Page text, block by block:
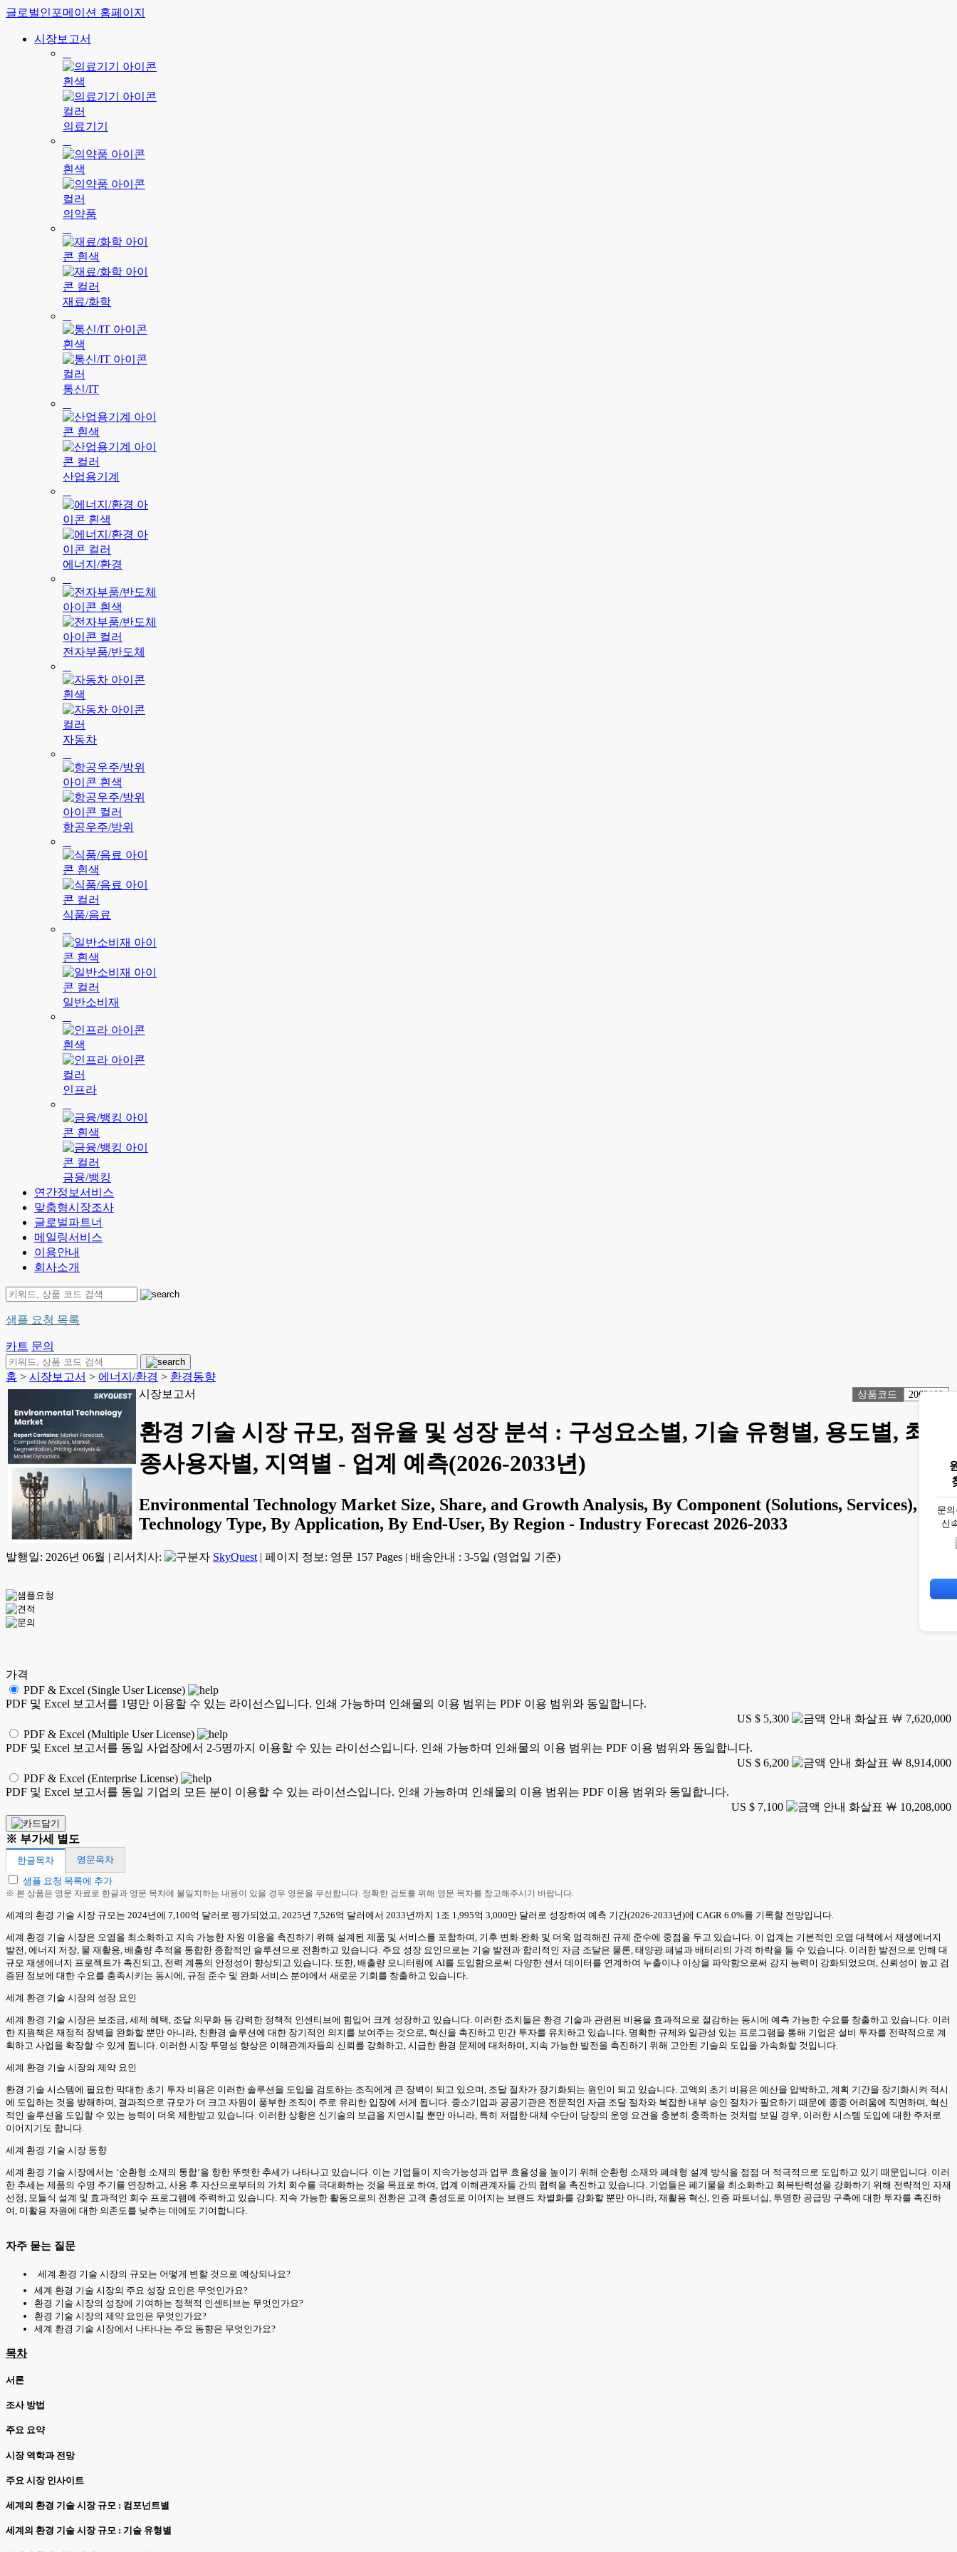
글로벌인포메이션 홈페이지
시장보고서
의료기기
의약품
재료/화학
통신/IT
산업용기계
에너지/환경
전자부품/반도체
자동차
항공우주/방위
식품/음료
일반소비재
인프라
금융/뱅킹
연간정보서비스
맞춤형시장조사
글로벌파트너
메일링서비스
이용안내
회사소개
샘플 요청 목록
카트 문의
홈 > 시장보고서 > 에너지/환경 > 환경동향
시장보고서
상품코드 2069109
환경 기술 시장 규모, 점유율 및 성장 분석 : 구성요소별, 기술 유형별, 용도별, 최
종사용자별, 지역별 - 업계 예측(2026-2033년)
Environmental Technology Market Size, Share, and Growth Analysis, By Component (Solutions, Services), By
Technology Type, By Application, By End-User, By Region - Industry Forecast 2026-2033
발행일: 2026년 06월 | 리서치사: SkyQuest | 페이지 정보: 영문 157 Pages | 배송안내 : 3-5일 (영업일 기준)
가격
PDF & Excel (Single User License)
PDF 및 Excel 보고서를 1명만 이용할 수 있는 라이선스입니다. 인쇄 가능하며 인쇄물의 이용 범위는 PDF 이용 범위와 동일합니다.
US $ 5,300
￦ 7,620,000
PDF & Excel (Multiple User License)
PDF 및 Excel 보고서를 동일 사업장에서 2-5명까지 이용할 수 있는 라이선스입니다. 인쇄 가능하며 인쇄물의 이용 범위는 PDF 이용 범위와 동일합니다.
US $ 6,200
￦ 8,914,000
PDF & Excel (Enterprise License)
PDF 및 Excel 보고서를 동일 기업의 모든 분이 이용할 수 있는 라이선스입니다. 인쇄 가능하며 인쇄물의 이용 범위는 PDF 이용 범위와 동일합니다.
US $ 7,100
￦ 10,208,000
※ 부가세 별도
한글목차
영문목차
샘플 요청 목록에 추가
※ 본 상품은 영문 자료로 한글과 영문 목차에 불일치하는 내용이 있을 경우 영문을 우선합니다. 정확한 검토를 위해 영문 목차를 참고해주시기 바랍니다.
세계의 환경 기술 시장 규모는 2024년에 7,100억 달러로 평가되었고, 2025년 7,526억 달러에서 2033년까지 1조 1,995억 3,000만 달러로 성장하여 예측 기간(2026-2033년)에 CAGR 6.0%를 기록할 전망입니다.
세계 환경 기술 시장은 오염을 최소화하고 지속 가능한 자원 이용을 촉진하기 위해 설계된 제품 및 서비스를 포함하며, 기후 변화 완화 및 더욱 엄격해진 규제 준수에 중점을 두고 있습니다. 이 업계는 기본적인 오염 대책에서 재생에너지
발전, 에너지 저장, 물 재활용, 배출량 추적을 통합한 종합적인 솔루션으로 전환하고 있습니다. 주요 성장 요인으로는 기술 발전과 합리적인 자금 조달은 물론, 태양광 패널과 배터리의 가격 하락을 들 수 있습니다. 이러한 발전으로 인해 대
규모 재생에너지 프로젝트가 촉진되고, 전력 계통의 안정성이 향상되고 있습니다. 또한, 배출량 모니터링에 AI를 도입함으로써 다양한 센서 데이터를 연계하여 누출이나 이상을 파악함으로써 감지 능력이 강화되었으며, 신뢰성이 높고 검
증된 정보에 대한 수요를 충족시키는 동시에, 규정 준수 및 완화 서비스 분야에서 새로운 기회를 창출하고 있습니다.
세계 환경 기술 시장의 성장 요인
세계 환경 기술 시장은 보조금, 세제 혜택, 조달 의무화 등 강력한 정책적 인센티브에 힘입어 크게 성장하고 있습니다. 이러한 조치들은 환경 기술과 관련된 비용을 효과적으로 절감하는 동시에 예측 가능한 수요를 창출하고 있습니다. 이러
한 지원책은 재정적 장벽을 완화할 뿐만 아니라, 친환경 솔루션에 대한 장기적인 의지를 보여주는 것으로, 혁신을 촉진하고 민간 투자를 유치하고 있습니다. 명확한 규제와 일관성 있는 프로그램을 통해 기업은 설비 투자를 전략적으로 계
획하고 사업을 확장할 수 있게 됩니다. 이러한 시장 투명성 향상은 이해관계자들의 신뢰를 강화하고, 시급한 환경 문제에 대처하며, 지속 가능한 발전을 촉진하기 위해 고안된 기술의 도입을 가속화할 것입니다.
세계 환경 기술 시장의 제약 요인
환경 기술 시스템에 필요한 막대한 초기 투자 비용은 이러한 솔루션을 도입을 검토하는 조직에게 큰 장벽이 되고 있으며, 조달 절차가 장기화되는 원인이 되고 있습니다. 고액의 초기 비용은 예산을 압박하고, 계획 기간을 장기화시켜 적시
에 도입하는 것을 방해하며, 결과적으로 규모가 더 크고 자원이 풍부한 조직이 주로 유리한 입장에 서게 됩니다. 중소기업과 공공기관은 전문적인 자금 조달 절차와 복잡한 내부 승인 절차가 필요하기 때문에 종종 어려움에 직면하며, 혁신
적인 솔루션을 도입할 수 있는 능력이 더욱 제한받고 있습니다. 이러한 상황은 신기술의 보급을 지연시킬 뿐만 아니라, 특히 저렴한 대체 수단이 당장의 운영 요건을 충분히 충족하는 것처럼 보일 경우, 이러한 시스템 도입에 대한 주저로
이어지기도 합니다.
세계 환경 기술 시장 동향
세계 환경 기술 시장에서는 ‘순환형 소재의 통합’을 향한 뚜렷한 추세가 나타나고 있습니다. 이는 기업들이 지속가능성과 업무 효율성을 높이기 위해 순환형 소재와 폐쇄형 설계 방식을 점점 더 적극적으로 도입하고 있기 때문입니다. 이러
한 추세는 제품의 수명 주기를 연장하고, 사용 후 자산으로부터의 가치 회수를 극대화하는 것을 목표로 하여, 업계 이해관계자들 간의 협력을 촉진하고 있습니다. 기업들은 폐기물을 최소화하고 회복탄력성을 강화하기 위해 전략적인 자재
선정, 모듈식 설계 및 효과적인 회수 프로그램에 주력하고 있습니다. 지속 가능한 활동으로의 전환은 고객 충성도로 이어지는 브랜드 차별화를 강화할 뿐만 아니라, 재활용 혁신, 인증 파트너십, 투명한 공급망 구축에 대한 투자를 촉진하
여, 미활용 자원에 대한 의존도를 낮추는 데에도 기여합니다.
자주 묻는 질문
세계 환경 기술 시장의 규모는 어떻게 변할 것으로 예상되나요?
세계 환경 기술 시장의 주요 성장 요인은 무엇인가요?
환경 기술 시장의 성장에 기여하는 정책적 인센티브는 무엇인가요?
환경 기술 시장의 제약 요인은 무엇인가요?
세계 환경 기술 시장에서 나타나는 주요 동향은 무엇인가요?
목차
서론
조사 방법
주요 요약
시장 역학과 전망
주요 시장 인사이트
세계의 환경 기술 시장 규모 : 컴포넌트별
세계의 환경 기술 시장 규모 : 기술 유형별
문
신